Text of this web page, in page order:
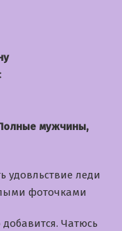
мужчины,
удовльствие леди
фоточками
Чатюсь